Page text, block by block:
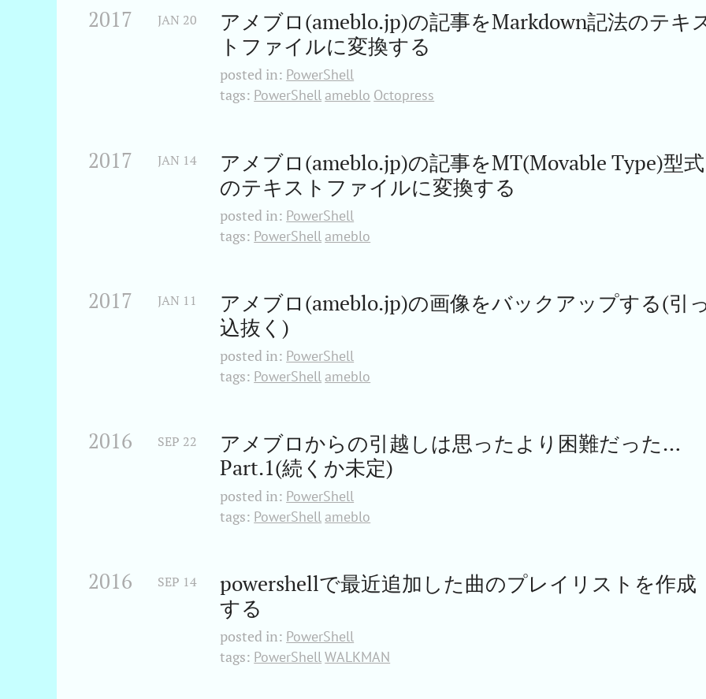
2017
アメブロ(ameblo.jp)の記事をMarkdown記法のテキ
トファイルに変換する
JAN 20
posted in: PowerShell
tags: PowerShell ameblo Octopress
2017
アメブロ(ameblo.jp)の記事をMT(Movable Type)型式
のテキストファイルに変換する
JAN 14
posted in: PowerShell
tags: PowerShell ameblo
2017
アメブロ(ameblo.jp)の画像をバックアップする(引
込抜く)
JAN 11
posted in: PowerShell
tags: PowerShell ameblo
2016
アメブロからの引越しは思ったより困難だった…
Part.1(続くか未定)
SEP 22
posted in: PowerShell
tags: PowerShell ameblo
2016
powershellで最近追加した曲のプレイリストを作成
する
SEP 14
posted in: PowerShell
tags: PowerShellWALKMAN